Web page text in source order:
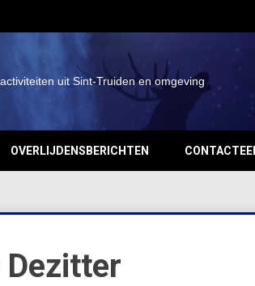
uit Sint-Truiden en omgeving
OVERLIJDENSBERICHTEN